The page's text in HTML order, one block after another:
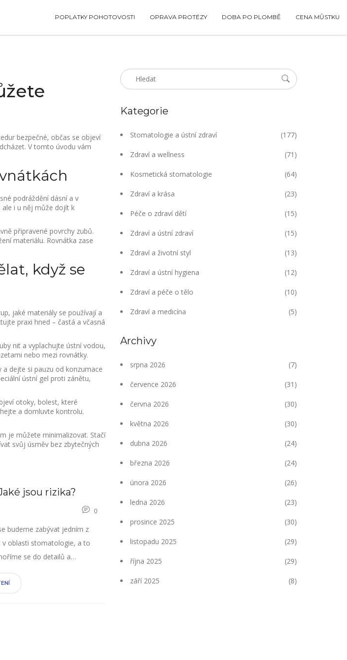
POPLATKY POHOTOVOSTI OPRAVA PROTÉZY DOBA PO PLOMBĚ CENA MŮSTKU
bezpečné, občas se objeví
V tomto úvodu vám
podráždění dásní a v
ale i u něj může dojít k
připravené povrchy zubů.
materiálu. Rovnátka zase
když se
jaké materiály se používají a
praxi hned – častá a včasná
nit a vyplachujte ústní vodou,
nebo mezi rovnátky.
dejte si pauzu od konzumace
ústní gel proti zánětu,
otoky, bolest, které
a domluvte kontrolu.
je můžete minimalizovat. Stačí
svůj úsměv bez zbytečných
jsou rizika?
0
budeme zabývat jedním z
oblasti stomatologie, a to
se do detailů a
Zjistíme, jak může tento
Kategorie
Stomatologie a ústní zdraví (177)
Zdraví a wellness (71)
Kosmetická stomatologie (64)
Zdraví a krása (23)
Péče o zdraví dětí (15)
Zdraví a ústní zdraví (15)
Zdraví a životní styl (13)
Zdraví a ústní hygiena (12)
Zdraví a péče o tělo (10)
Zdraví a medicína (5)
Archivy
srpna 2026 (7)
července 2026 (31)
června 2026 (30)
května 2026 (30)
dubna 2026 (24)
března 2026 (24)
února 2026 (26)
ledna 2026 (23)
prosince 2025 (30)
listopadu 2025 (29)
října 2025 (29)
září 2025 (8)